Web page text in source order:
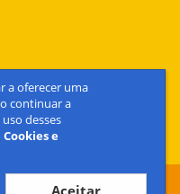
a oferecer uma
continuar a
desses
e
Aceitar